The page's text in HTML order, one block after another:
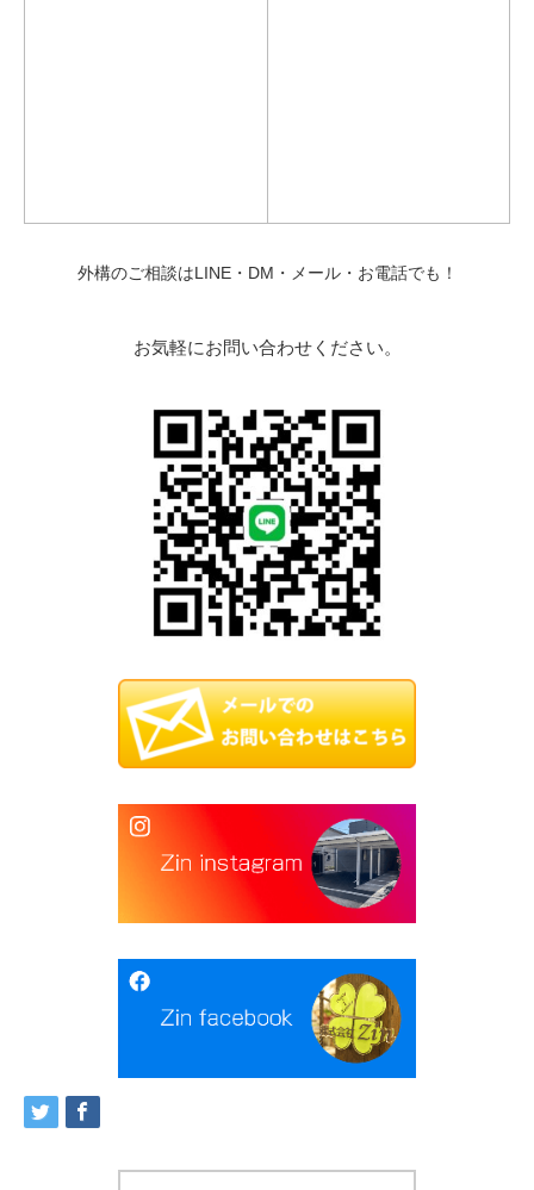
外構のご相談はLINE・DM・メール・お電話でも！
お気軽にお問い合わせください。